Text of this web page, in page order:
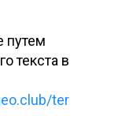
путем
текста в
ter